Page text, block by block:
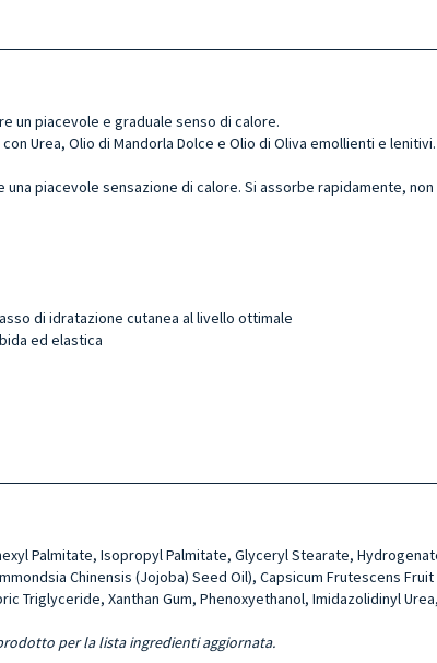
un piacevole e graduale senso di calore.
Urea, Olio di Mandorla Dolce e Olio di Oliva emollienti e lenitivi.
una piacevole sensazione di calore. Si assorbe rapidamente, non
di idratazione cutanea al livello ottimale
ed elastica
Palmitate, Isopropyl Palmitate, Glyceryl Stearate,
Chinensis (Jojoba) Seed Oil), Capsicum Frutescens
Triglyceride, Xanthan Gum, Phenoxyethanol, Imidazo­lidinyl
per la lista ingredienti aggiornata.